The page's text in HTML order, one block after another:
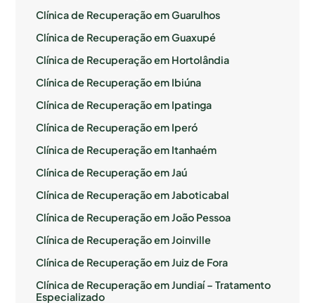
Clínica de Recuperação em Guarulhos
Clínica de Recuperação em Guaxupé
Clínica de Recuperação em Hortolândia
Clínica de Recuperação em Ibiúna
Clínica de Recuperação em Ipatinga
Clínica de Recuperação em Iperó
Clínica de Recuperação em Itanhaém
Clínica de Recuperação em Jaú
Clínica de Recuperação em Jaboticabal
Clínica de Recuperação em João Pessoa
Clínica de Recuperação em Joinville
Clínica de Recuperação em Juiz de Fora
Clínica de Recuperação em Jundiaí – Tratamento
Especializado